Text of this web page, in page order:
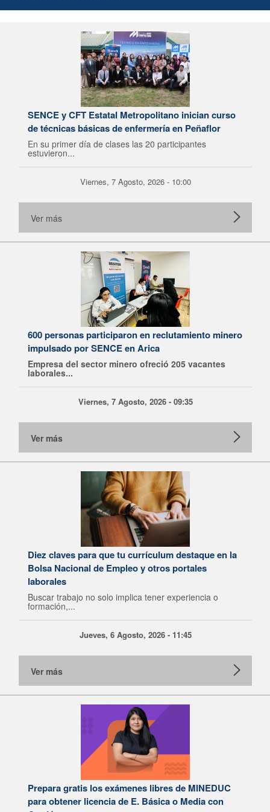
SENCE y CFT Estatal Metropolitano inician curso
de técnicas básicas de enfermería en Peñaflor
En su primer día de clases las 20 participantes
estuvieron...
Viernes, 7 Agosto, 2026 - 10:00
Ver más
600 personas participaron en reclutamiento minero
impulsado por SENCE en Arica
Empresa del sector minero ofreció 205 vacantes
laborales...
Viernes, 7 Agosto, 2026 - 09:35
Ver más
Diez claves para que tu currículum destaque en la
Bolsa Nacional de Empleo y otros portales
laborales
Buscar trabajo no solo implica tener experiencia o
formación,...
Jueves, 6 Agosto, 2026 - 11:45
Ver más
Prepara gratis los exámenes libres de MINEDUC
para obtener licencia de E. Básica o Media con